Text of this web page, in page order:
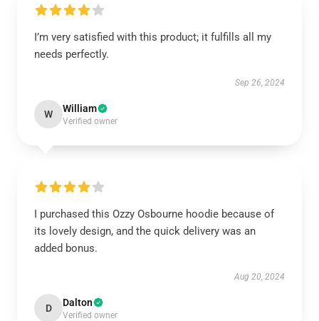
I’m very satisfied with this product; it fulfills all my
needs perfectly.
Sep 26, 2024
W William
Verified owner
I purchased this Ozzy Osbourne hoodie because of
its lovely design, and the quick delivery was an
added bonus.
Aug 20, 2024
D Dalton
Verified owner